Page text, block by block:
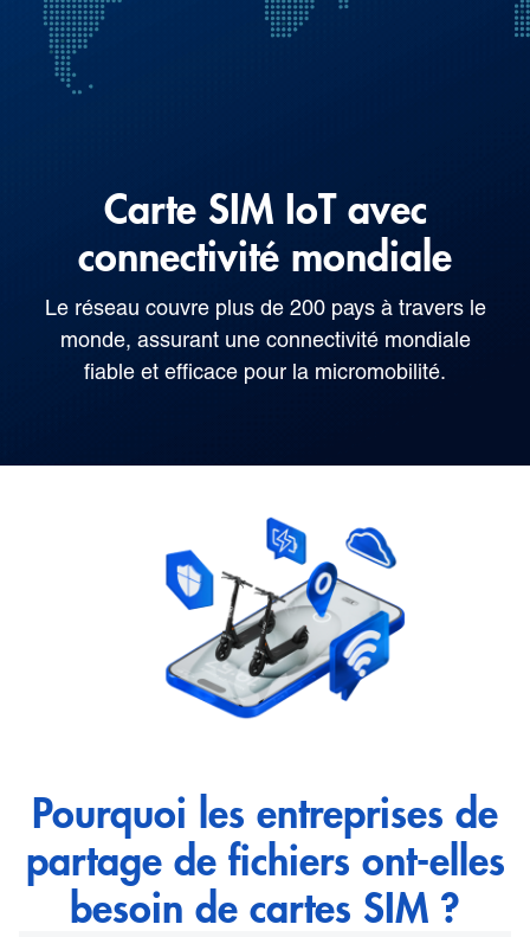
Carte SIM IoT avec
connectivité mondiale
Le réseau couvre plus de 200 pays à travers le
monde, assurant une connectivité mondiale
fiable et efficace pour la micromobilité.
Pourquoi les entreprises de
partage de fichiers ont-elles
besoin de cartes SIM ?